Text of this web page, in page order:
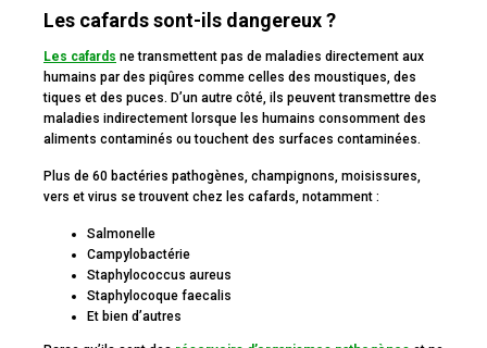
Les cafards sont-ils dangereux ?
Les cafards ne transmettent pas de maladies directement aux
humains par des piqûres comme celles des moustiques, des
tiques et des puces. D’un autre côté, ils peuvent transmettre des
maladies indirectement lorsque les humains consomment des
aliments contaminés ou touchent des surfaces contaminées.
Plus de 60 bactéries pathogènes, champignons, moisissures,
vers et virus se trouvent chez les cafards, notamment :
Salmonelle
Campylobactérie
Staphylococcus aureus
Staphylocoque faecalis
Et bien d’autres